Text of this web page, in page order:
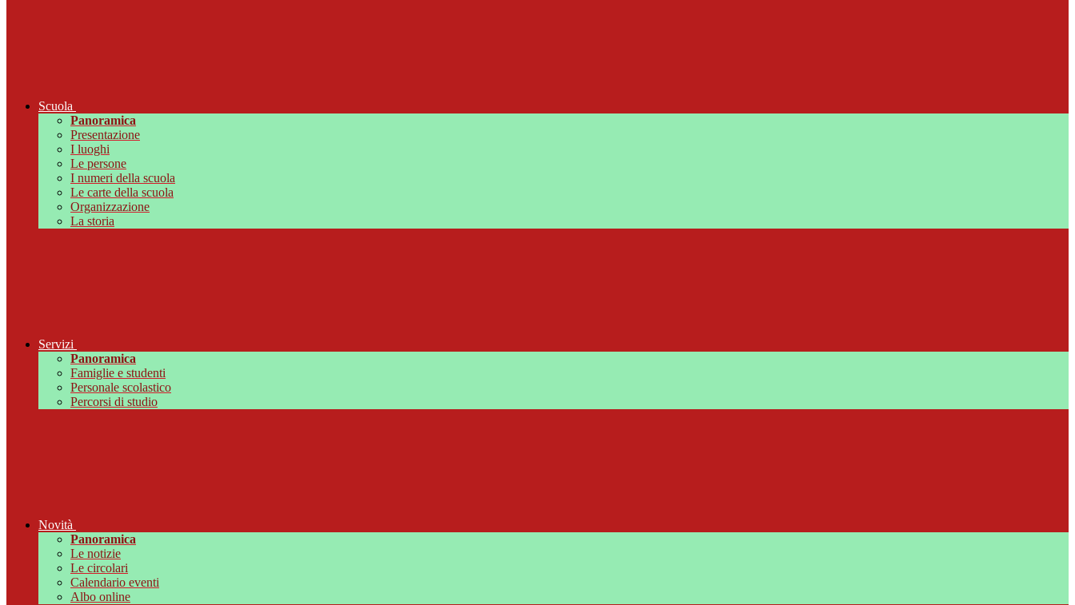
Scuola
Panoramica
Presentazione
I luoghi
Le persone
I numeri della scuola
Le carte della scuola
Organizzazione
La storia
Servizi
Panoramica
Famiglie e studenti
Personale scolastico
Percorsi di studio
Novità
Panoramica
Le notizie
Le circolari
Calendario eventi
Albo online